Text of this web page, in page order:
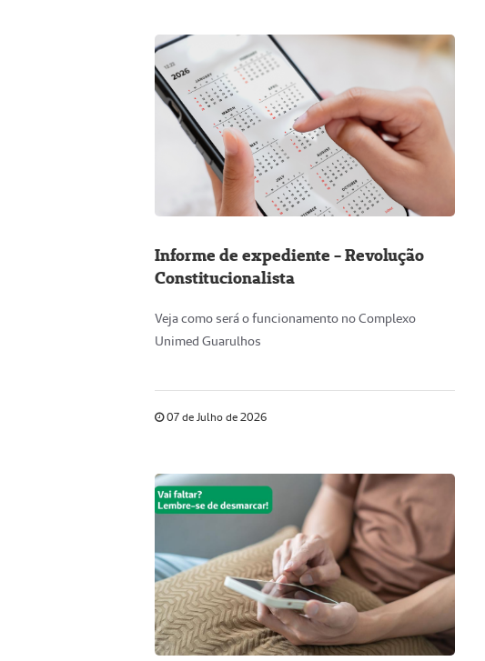
Informe de expediente - Revolução
Constitucionalista
Veja como será o funcionamento no Complexo
Unimed Guarulhos
07 de Julho de 2026